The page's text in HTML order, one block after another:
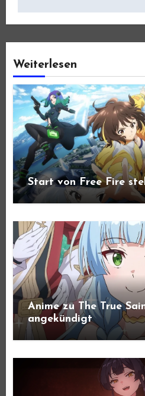
Weiterlesen
Start von Free Fire
Anime zu The True
angekündigt